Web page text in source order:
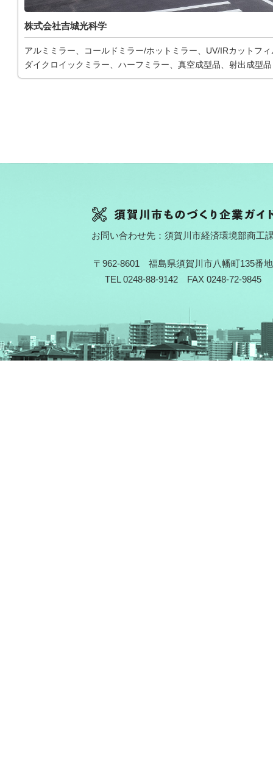
株式会社吉城光科学
アルミミラー、コールドミラー/ホットミラー、UV/IRカットフ
ダイクロイックミラー、ハーフミラー、真空成型品、射出成型品
お問い合わせ先：須賀川市経済環境部商工
〒962-8601 福島県須賀川市八幡町135番地
TEL 0248-88-9142 FAX 0248-72-9845